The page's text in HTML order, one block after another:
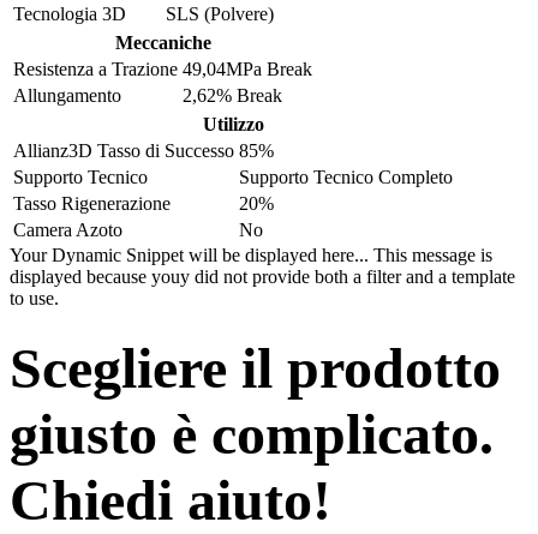
Tecnologia 3D
SLS (Polvere)
Meccaniche
Resistenza a Trazione 49,04MPa Break
Allungamento
2,62% Break
Utilizzo
Allianz3D Tasso di Successo 85%
Supporto Tecnico
Supporto Tecnico Completo
Tasso Rigenerazione
20%
Camera Azoto
No
Your Dynamic Snippet will be displayed here... This message is
displayed because youy did not provide both a filter and a template
to use.
Scegliere il prodotto
giusto è complicato.
Chiedi aiuto!